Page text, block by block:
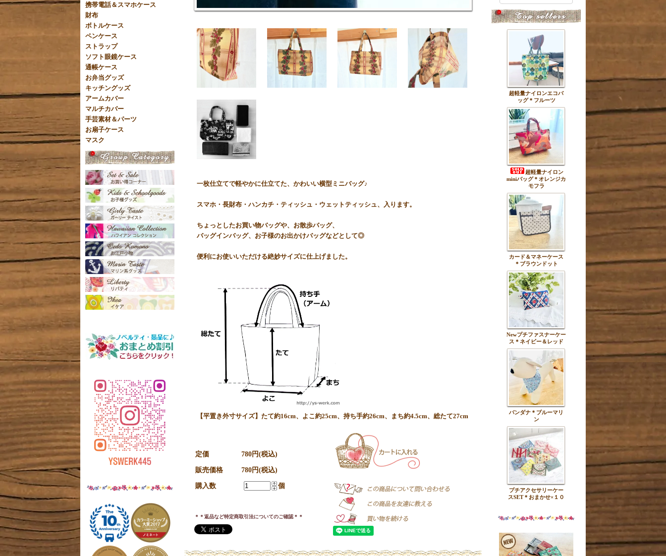
一枚仕立てで軽やかに仕立てた、かわいい横型ミニバッグ♪
スマホ・長財布・ハンカチ・ティッシュ・ウェットティッシュ、入ります。
ちょっとしたお買い物バッグや、お散歩バッグ、
バッグインバッグ、お子様のお出かけバッグなどとして◎
便利にお使いいただける絶妙サイズに仕上げました。
【平置き外寸サイズ】たて約16cm、よこ約25cm、持ち手約26cm、まち約4.5cm、総たて27cm
定価 780円(税込)
販売価格 780円(税込)
購入数 個
＊＊返品など特定商取引法についてのご確認＊＊
携帯電話＆スマホケース
財布
ボトルケース
ペンケース
ストラップ
ソフト眼鏡ケース
通帳ケース
お弁当グッズ
キッチングッズ
アームカバー
マルチカバー
手芸素材＆パーツ
お扇子ケース
マスク
超軽量ナイロンエコバ
ッグ＊フルーツ
超軽量ナイロン
miniバッグ＊オレンジカ
モフラ
カード＆マネーケース
＊ブラウンドット
Newプチファスナーケー
ス＊ネイビー＆レッド
バンダナ＊ブルーマリ
ン
プチアクセサリーケー
スSET＊おまかせ×１０